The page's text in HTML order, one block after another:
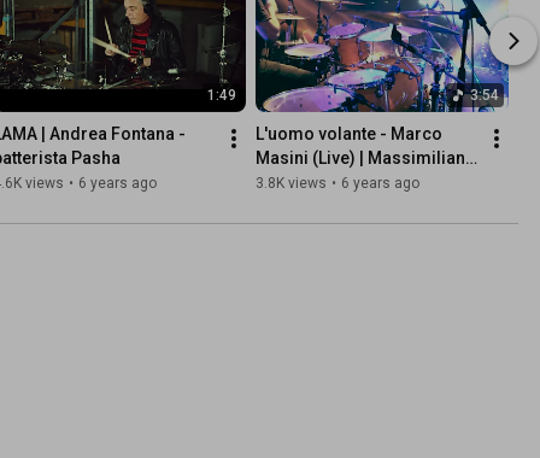
1:49
| Andrea Fontana -
Pasha
views • 6 years ago
3:54
L'uomo volante - Marco
Masini (Live) | Massimiliano
Agati - batterista PASHA
3.8K views • 6 years ago